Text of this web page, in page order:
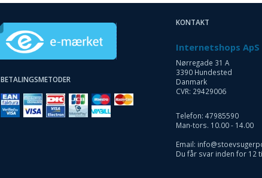
BETALINGSMETODER
KONTAKT
Internetshops ApS
Nørregade 31 A
3390 Hundested
Danmark
CVR: 29429006
Telefon: 47985590
Man-tors. 10.00 - 14.00
Email:
Du får svar inden for 12